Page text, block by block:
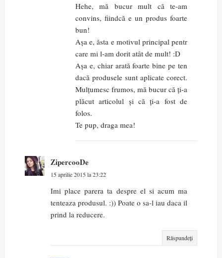
Hehe, mă bucur mult că te-am
convins, fiindcă e un produs foarte
bun!
Așa e, ăsta e motivul principal pentr
care mi l-am dorit atât de mult! :D
Așa e, chiar arată foarte bine pe ten
dacă produsele sunt aplicate corect.
Mulțumesc frumos, mă bucur că ți-a
plăcut articolul și că ți-a fost de
folos.
Te pup, draga mea!
ZipercooDe
15 aprilie 2015 la 23:22
Imi place parera ta despre el si acum ma
tenteaza produsul. :)) Poate o sa-l iau daca il
prind la reducere.
Răspundeți